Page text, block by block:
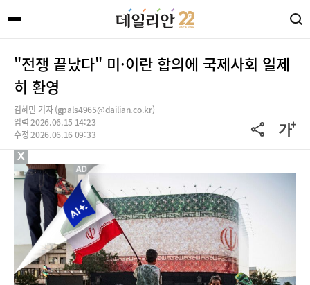
"전쟁 끝났다" 미·이란 합의에 국제사회 일제
히 환영
김혜민 기자 (gpals4965@dailian.co.kr)
입력 2026.06.15 14:23
수정 2026.06.16 09:33
X